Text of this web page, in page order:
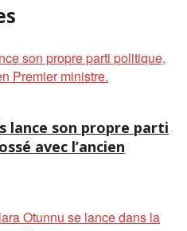
lance son propre parti
avec l’ancien